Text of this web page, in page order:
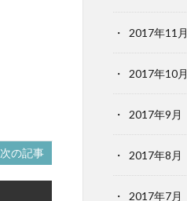
次の記事
2017年11月
2017年10月
2017年9月
2017年8月
2017年7月